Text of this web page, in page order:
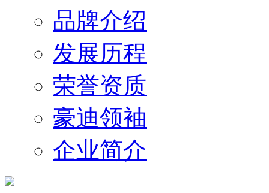
品牌介绍
发展历程
荣誉资质
豪迪领袖
企业简介